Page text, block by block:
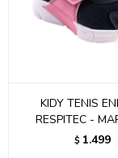
KIDY TENIS
RESPITEC -
$ 1.499